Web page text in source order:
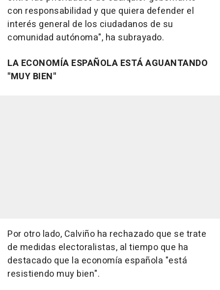
con responsabilidad y que quiera defender el
interés general de los ciudadanos de su
comunidad autónoma", ha subrayado.
LA ECONOMÍA ESPAÑOLA ESTÁ AGUANTANDO
"MUY BIEN"
Por otro lado, Calviño ha rechazado que se trate
de medidas electoralistas, al tiempo que ha
destacado que la economía española "está
resistiendo muy bien".